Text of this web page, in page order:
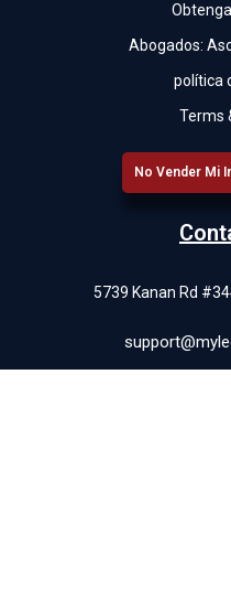
Abogados:
política
Terms
No Vender Mi
5739 Kanan Rd